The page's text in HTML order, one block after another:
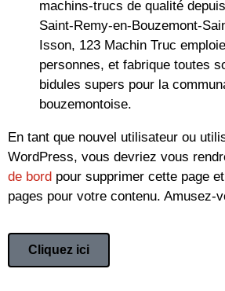
machins-trucs de qualité
Saint-Remy-en-Bouzemont-
Isson, 123 Machin Truc
personnes, et fabrique toutes
bidules supers pour la
bouzemontoise.
En tant que nouvel utilisateur ou
WordPress, vous devriez vous
de bord pour supprimer cette page
pages pour votre contenu. Amusez-
Cliquez ici